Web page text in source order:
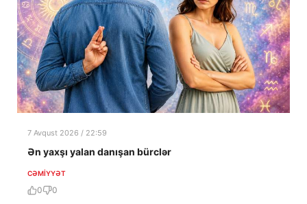
7 Avqust 2026 / 22:59
Ən yaxşı yalan danışan bürclər
CƏMIYYƏT
0 0